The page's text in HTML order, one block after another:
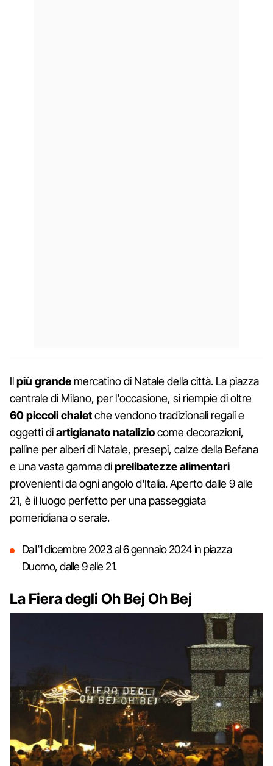
Ilpiù grande mercatino di Natale della città. La piazza
centrale di Milano, per l'occasione, si riempie di oltre
60 piccoli chaletche vendono tradizionali regali e
oggetti diartigianato nataliziocome decorazioni,
palline per alberi di Natale, presepi, calze della Befana
e una vasta gamma diprelibatezze alimentari
provenienti da ogni angolo d'Italia. Aperto dalle 9 alle
21, è il luogo perfetto per una passeggiata
pomeridiana o serale.
Dall’1 dicembre 2023 al 6 gennaio 2024 in piazza
Duomo, dalle 9 alle 21.
La Fiera degli Oh Bej Oh Bej